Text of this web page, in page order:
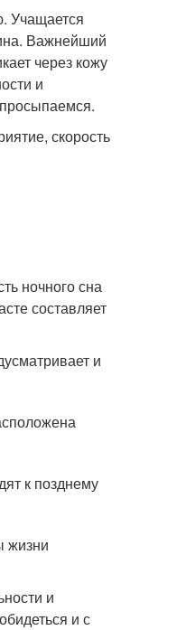
Учащается
Важнейший
через кожу
и
скорость
ночного сна
составляет
и
к позднему
жизни
и
и с